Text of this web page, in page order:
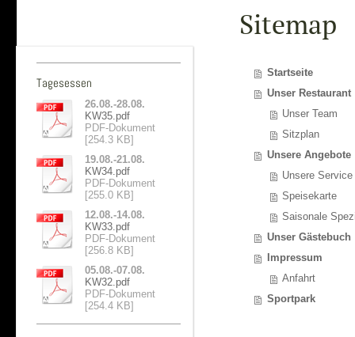
Tagesessen
26.08.-28.08.
KW35.pdf
PDF-Dokument
[254.3 KB]
19.08.-21.08.
KW34.pdf
PDF-Dokument
[255.0 KB]
12.08.-14.08.
KW33.pdf
PDF-Dokument
[256.8 KB]
05.08.-07.08.
KW32.pdf
PDF-Dokument
[254.4 KB]
Sitemap
Startseite
Unser Restaurant
Unser Team
Sitzplan
Unsere Angebote
Unsere Service
Speisekarte
Saisonale
Unser Gästebuch
Impressum
Anfahrt
Sportpark